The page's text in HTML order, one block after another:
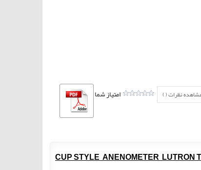
امتیاز شما نظرات ()
CUP STYLE ANENOMETER LUTRON